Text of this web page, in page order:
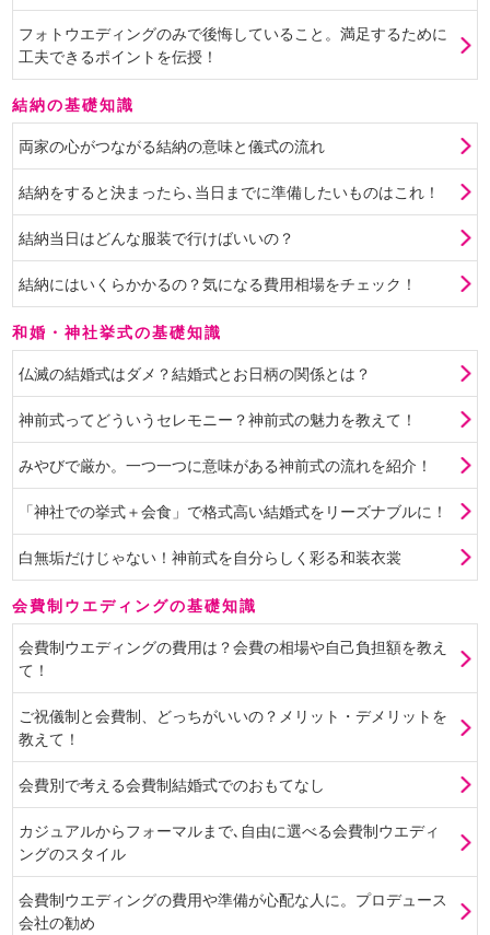
フォトウエディングのみで後悔していること。満足するために
工夫できるポイントを伝授！
結納の基礎知識
両家の心がつながる結納の意味と儀式の流れ
結納をすると決まったら､当日までに準備したいものはこれ！
結納当日はどんな服装で行けばいいの？
結納にはいくらかかるの？気になる費用相場をチェック！
和婚・神社挙式の基礎知識
仏滅の結婚式はダメ？結婚式とお日柄の関係とは？
神前式ってどういうセレモニー？神前式の魅力を教えて！
みやびで厳か。一つ一つに意味がある神前式の流れを紹介！
「神社での挙式＋会食」で格式高い結婚式をリーズナブルに！
白無垢だけじゃない！神前式を自分らしく彩る和装衣裳
会費制ウエディングの基礎知識
会費制ウエディングの費用は？会費の相場や自己負担額を教え
て！
ご祝儀制と会費制、どっちがいいの？メリット・デメリットを
教えて！
会費別で考える会費制結婚式でのおもてなし
カジュアルからフォーマルまで､自由に選べる会費制ウエディ
ングのスタイル
会費制ウエディングの費用や準備が心配な人に。プロデュース
会社の勧め